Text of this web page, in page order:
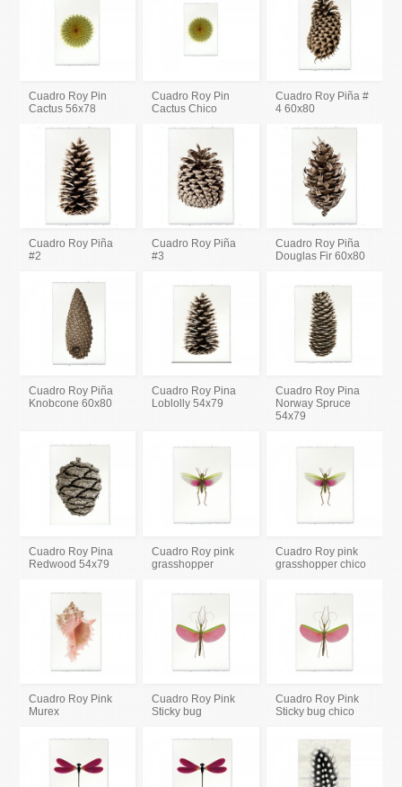
Cuadro Roy Pin
Cactus 56x78
Cuadro Roy Pin
Cactus Chico
Cuadro Roy Piña #
4 60x80
Cuadro Roy Piña
#2
Cuadro Roy Piña
#3
Cuadro Roy Piña
Douglas Fir 60x80
Cuadro Roy Piña
Knobcone 60x80
Cuadro Roy Pina
Loblolly 54x79
Cuadro Roy Pina
Norway Spruce
54x79
Cuadro Roy Pina
Redwood 54x79
Cuadro Roy pink
grasshopper
Cuadro Roy pink
grasshopper chico
Cuadro Roy Pink
Murex
Cuadro Roy Pink
Sticky bug
Cuadro Roy Pink
Sticky bug chico